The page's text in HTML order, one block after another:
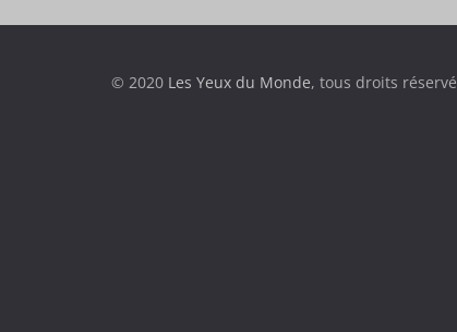
© 2020 Les Yeux du Monde, tous droits